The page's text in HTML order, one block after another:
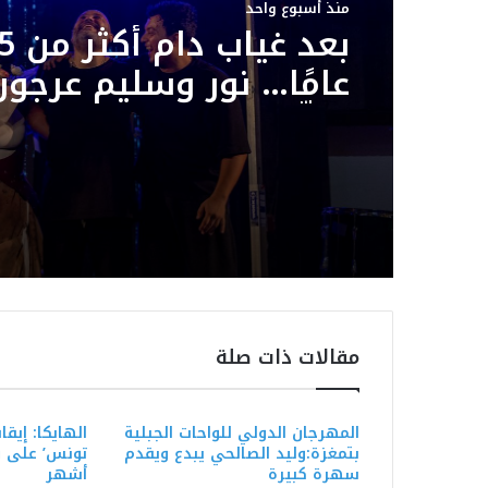
منذ أسبوع واحد
بعد
عامًا… نور وسليم
يوقّعان سهرة
بمهرجان بوڨرنين
مقالات ذات صلة
المهرجان الدولي للواحات الجبلية
بتمغزة:وليد الصالحي يبدع ويقدم
سهرة كبيرة
الهايكا:
أشهر